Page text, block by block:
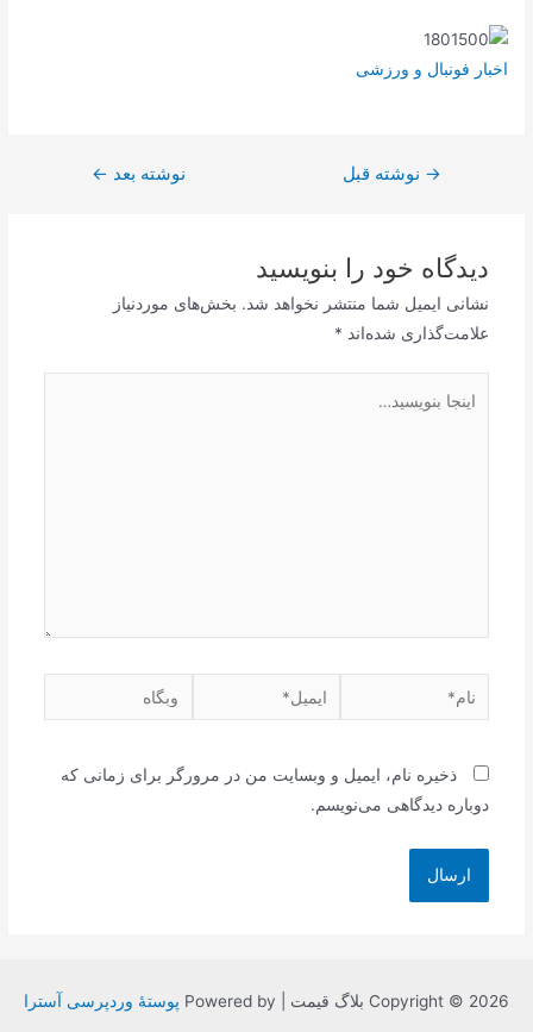
اخبار فونبال و ورزشی
راهبری
→ نوشته قبل نوشته بعد ←
دیدگاه‌ خود را بنویسید
نشانی ایمیل شما منتشر نخواهد شد. بخش‌های موردنیاز
علامت‌گذاری شده‌اند *
بنویسید…
نام* ایمیل* وبگاه
ذخیره نام، ایمیل و وبسایت من در مرورگر برای زمانی که
دوباره دیدگاهی می‌نویسم.
Copyright © 2026 بلاگ قیمت | Powered by پوستهٔ وردپرسی آسترا